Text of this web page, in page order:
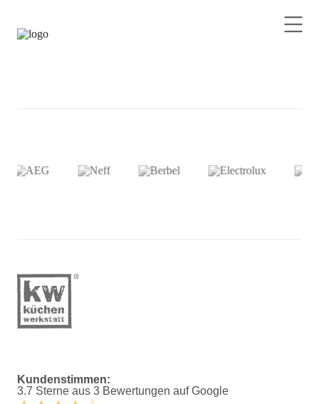
Kundenstimmen:
3.7 Sterne aus 3 Bewertungen auf Google